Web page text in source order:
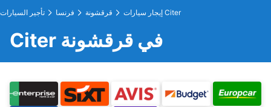
تأجير السيارات فرنسا قرقشونة إيجار سيارات Citer
Citer في قرقشونة